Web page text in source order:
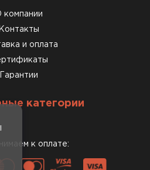
компании
Контакты
и оплата
Гарантии
категории
к оплате: